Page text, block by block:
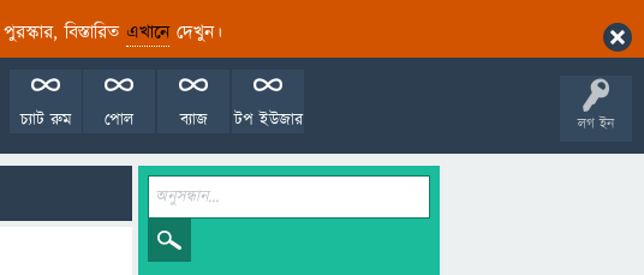
বিস্তারিত এখানেদেখুন।
লগ ইন
টপ ইউজার
ব্যাজ
পোল
চ্যাট রুম